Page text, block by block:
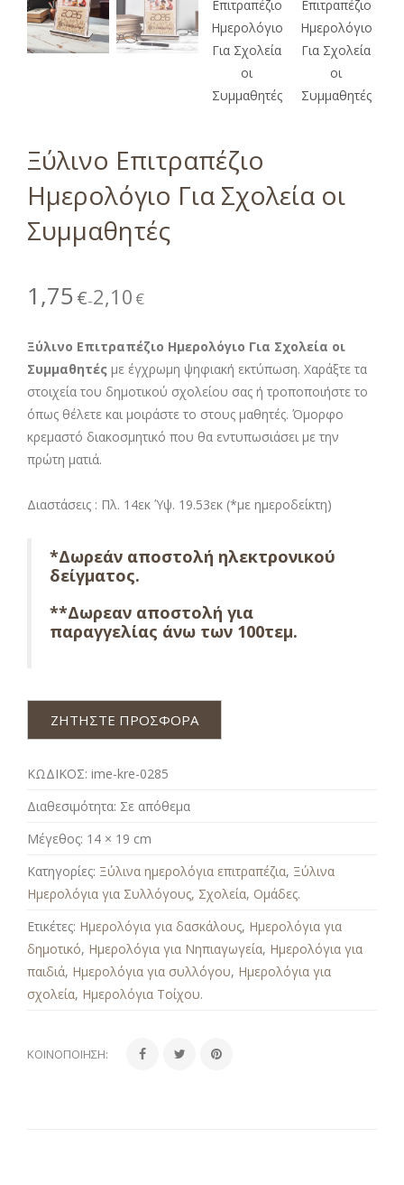
Ξύλινο Επιτραπέζιο
Ημερολόγιο Για Σχολεία οι
Συμμαθητές
1,75 €–2,10 €
Ξύλινο Επιτραπέζιο Ημερολόγιο Για Σχολεία οι
Συμμαθητές με έγχρωμη ψηφιακή εκτύπωση. Χαράξτε τα
στοιχεία του δημοτικού σχολείου σας ή τροποποιήστε το
όπως θέλετε και μοιράστε το στους μαθητές. Όμορφο
κρεμαστό διακοσμητικό που θα εντυπωσιάσει με την
πρώτη ματιά.
Διαστάσεις : Πλ. 14εκ Ύψ. 19.53εκ (*με ημεροδείκτη)
*Δωρεάν αποστολή ηλεκτρονικού
δείγματος.
**Δωρεαν αποστολή για
παραγγελίας άνω των 100τεμ.
ΖΗΤΗΣΤΕ ΠΡΟΣΦΟΡΑ
ΚΩΔΙΚΟΣ: ime-kre-0285
Διαθεσιμότητα: Σε απόθεμα
Μέγεθος: 14 × 19 cm
Κατηγορίες: Ξύλινα ημερολόγια επιτραπέζια, Ξύλινα
Ημερολόγια για Συλλόγους, Σχολεία, Ομάδες.
Ετικέτες: Ημερολόγια για δασκάλους, Ημερολόγια για
δημοτικό, Ημερολόγια για Νηπιαγωγεία, Ημερολόγια για
παιδιά, Ημερολόγια για συλλόγου, Ημερολόγια για
σχολεία, Ημερολόγια Τοίχου.
ΚΟΙΝΟΠΟΊΗΣΗ: